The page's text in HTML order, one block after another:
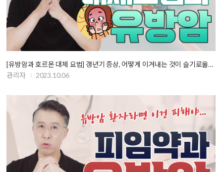
[유방암과 호르몬 대체 요법] 갱년기 증상, 어떻게 이겨내는 것이 슬기로울…
관리자
2023.10.06